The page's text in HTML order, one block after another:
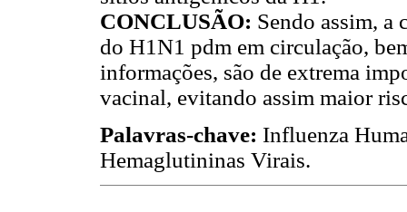
CONCLUSÃO: Sendo assim, a
do H1N1 pdm em circulação,
informações, são de extrema
vacinal, evitando assim maior
Palavras-chave: Influenza
Hemaglutininas Virais.